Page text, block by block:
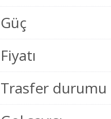
Güç
Fiyatı
Trasfer durumu